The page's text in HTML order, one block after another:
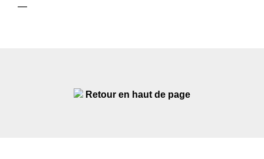
—
Retour en haut de page